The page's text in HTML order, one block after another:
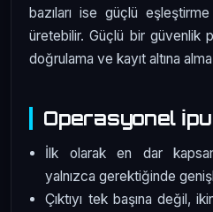
bazıları ise güçlü
üretebilir. Güçlü bir güvenlik
doğrulama ve kayıt altına alma
Operasyonel
İlk olarak en dar
yalnızca gerektiğinde
Çıktıyı tek başına değil,